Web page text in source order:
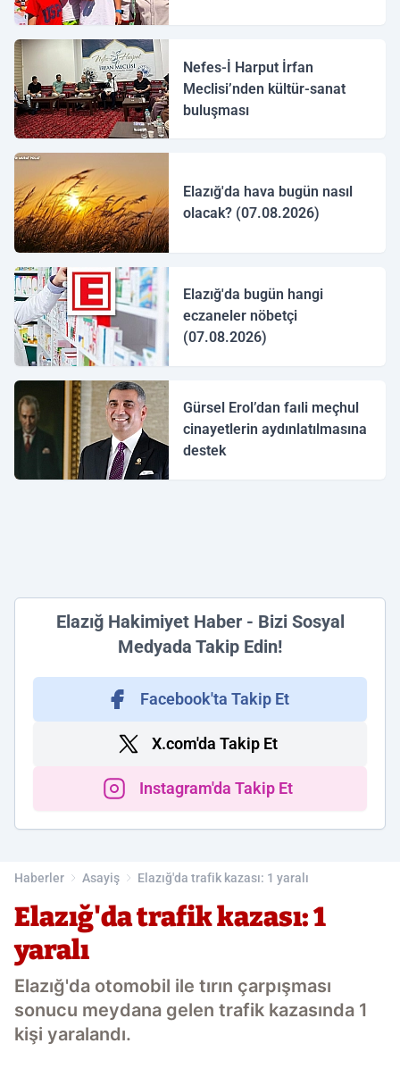
Nefes-İ Harput İrfan
Meclisi’nden kültür-sanat
buluşması
Elazığ'da hava bugün nasıl
olacak? (07.08.2026)
Elazığ'da bugün hangi
eczaneler nöbetçi
(07.08.2026)
Gürsel Erol’dan faıli meçhul
cinayetlerin aydınlatılmasına
destek
Elazığ Hakimiyet Haber - Bizi Sosyal
Medyada Takip Edin!
Facebook'ta Takip Et
X.com'da Takip Et
Instagram'da Takip Et
Haberler Asayiş Elazığ'da trafik kazası: 1 yaralı
Elazığ'da trafik kazası: 1
yaralı
Elazığ'da otomobil ile tırın çarpışması
sonucu meydana gelen trafik kazasında 1
kişi yaralandı.